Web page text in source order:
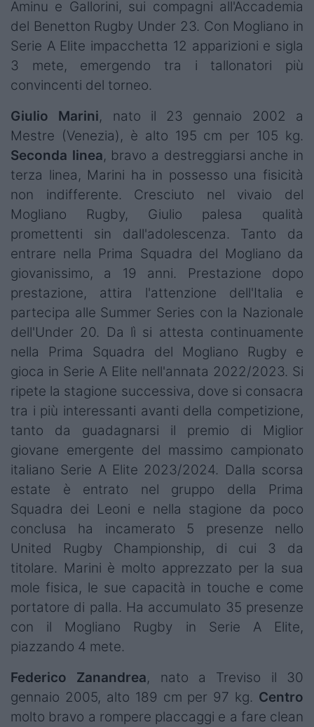
Aminu e Gallorini, sui compagni all'Accademia
del Benetton Rugby Under 23. Con Mogliano in
Serie A Elite impacchetta 12 apparizioni e sigla
3 mete, emergendo tra i tallonatori più
convincenti del torneo.​
Giulio Marini, nato il 23 gennaio 2002 a
Mestre (Venezia), è alto 195 cm per 105 kg.
Seconda linea, bravo a destreggiarsi anche in
terza linea, Marini ha in possesso una fisicità
non indifferente. Cresciuto nel vivaio del
Mogliano Rugby, Giulio palesa qualità
promettenti sin dall'adolescenza. Tanto da
entrare nella Prima Squadra del Mogliano da
giovanissimo, a 19 anni. Prestazione dopo
prestazione, attira l'attenzione dell'Italia e
partecipa alle Summer Series con la Nazionale
dell'Under 20. Da lì si attesta continuamente
nella Prima Squadra del Mogliano Rugby e
gioca in Serie A Elite nell'annata 2022/2023. Si
ripete la stagione successiva, dove si consacra
tra i più interessanti avanti della competizione,
tanto da guadagnarsi il premio di Miglior
giovane emergente del massimo campionato
italiano Serie A Elite 2023/2024. Dalla scorsa
estate è entrato nel gruppo della Prima
Squadra dei Leoni e nella stagione da poco
conclusa ha incamerato 5 presenze nello
United Rugby Championship, di cui 3 da
titolare. Marini è molto apprezzato per la sua
mole fisica, le sue capacità in touche e come
portatore di palla. Ha accumulato 35 presenze
con il Mogliano Rugby in Serie A Elite,
piazzando 4 mete.
Federico Zanandrea, nato a Treviso il 30
gennaio 2005, alto 189 cm per 97 kg. Centro
molto bravo a rompere placcaggi e a fare clean